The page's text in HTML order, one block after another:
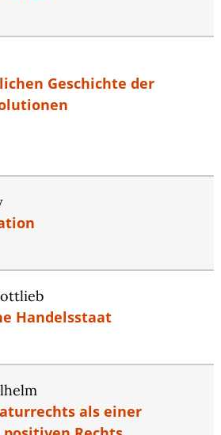
Geschichte der
Handelsstaat
als einer